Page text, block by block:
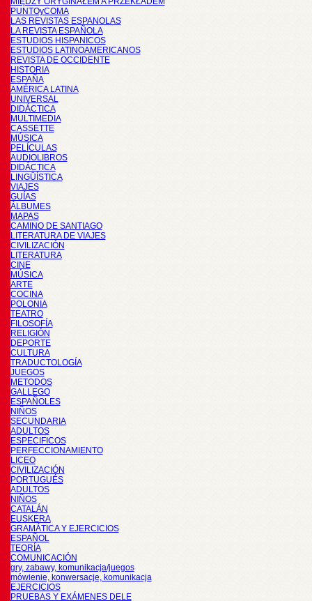
PUNTOyCOMA
LAS REVISTAS ESPANOLAS
LA REVISTA ESPAÑOLA
ESTUDIOS HISPANICOS
ESTUDIOS LATINOAMERICANOS
REVISTA DE OCCIDENTE
HISTORIA
ESPAÑA
AMÉRICA LATINA
UNIVERSAL
DIDÁCTICA
MULTIMEDIA
CASSETTE
MÚSICA
PELÍCULAS
AUDIOLIBROS
DIDÁCTICA
LINGÜÍSTICA
VIAJES
GUÍAS
ÁLBUMES
MAPAS
CAMINO DE SANTIAGO
LITERATURA DE VIAJES
CIVILIZACIÓN
LITERATURA
CINE
MÚSICA
ARTE
COCINA
POLONIA
TEATRO
FILOSOFÍA
RELIGIÓN
DEPORTE
CULTURA
TRADUCTOLOGÍA
JUEGOS
METODOS
GALLEGO
ESPAÑOLES
NIÑOS
SECUNDARIA
ADULTOS
ESPECIFICOS
PERFECCIONAMIENTO
LICEO
CIVILIZACIÓN
PORTUGUÉS
ADULTOS
NIÑOS
CATALÁN
EUSKERA
GRAMÁTICA Y EJERCICIOS
ESPAÑOL
TEORÍA
COMUNICACIÓN
gry, zabawy, komunikacja/juegos
mówienie, konwersacje, komunikacja
EJERCICIOS
PRUEBAS Y EXÁMENES DELE